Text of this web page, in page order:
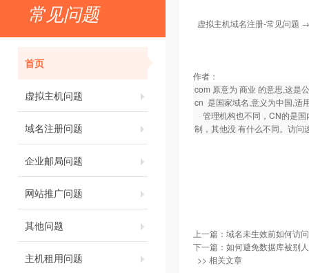
常见问题
首页
虚拟主机问题
域名注册问题
企业邮局问题
网站推广问题
其他问题
主机租用问题
虚拟主机域名注册-常见问题
作者：
com 原意为 商业 的意思,这是
cn 是国家域名,意义为中国,适
管理机构也不同，CN的是国
制，其他没 有什么不同。访问
上一篇： 域名未生效前如何访
下一篇： 如何避免数据库被别
>> 相关文章